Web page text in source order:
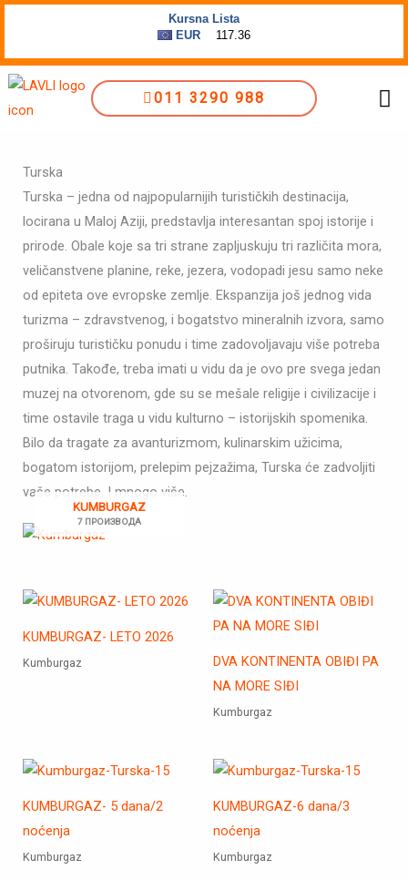
садржај
011 3290 988
Turska
Turska – jedna od najpopularnijih turističkih destinacija,
locirana u Maloj Aziji, predstavlja interesantan spoj istorije i
prirode. Obale koje sa tri strane zapljuskuju tri različita mora,
veličanstvene planine, reke, jezera, vodopadi jesu samo neke
od epiteta ove evropske zemlje. Ekspanzija još jednog vida
turizma – zdravstvenog, i bogatstvo mineralnih izvora, samo
proširuju turističku ponudu i time zadovoljavaju više potreba
putnika. Takođe, treba imati u vidu da je ovo pre svega jedan
muzej na otvorenom, gde su se mešale religije i civilizacije i
time ostavile traga u vidu kulturno – istorijskih spomenika.
Bilo da tragate za avanturizmom, kulinarskim užicima,
bogatom istorijom, prelepim pejzažima, Turska će zadvoljiti
vaše potrebe. I mnogo više.
KUMBURGAZ
7 ПРОИЗВОДА
KUMBURGAZ- LETO 2026
Kumburgaz
DVA KONTINENTA OBIĐI PA
NA MORE SIĐI
Kumburgaz
KUMBURGAZ- 5 dana/2
noćenja
Kumburgaz
KUMBURGAZ-6 dana/3
noćenja
Kumburgaz